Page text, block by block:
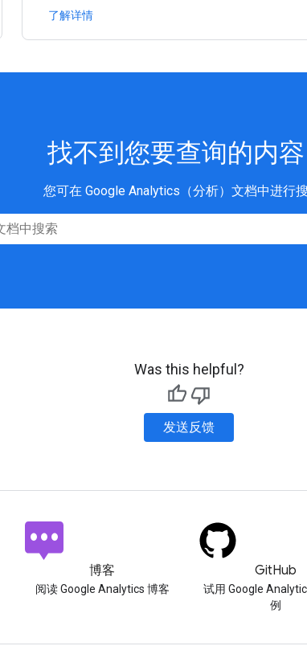
了解详情
找不到您要查询的内容
您可在 Google Analytics（分析）文档中进行搜
Was this helpful?
发送反馈
博客
阅读 Google Analytics 博客
GitHub
试用 Google
例